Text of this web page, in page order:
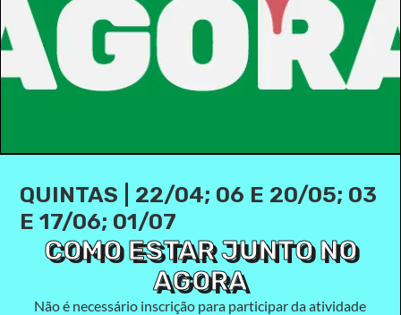
QUINTAS | 22/04; 06 E 20/05; 03
E 17/06; 01/07
COMO ESTAR JUNTO NO
AGORA
Não é necessário inscrição para participar da atividade